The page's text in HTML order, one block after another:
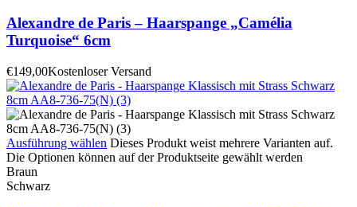
Alexandre de Paris – Haarspange „Camélia
Turquoise“ 6cm
€149,00Kostenloser Versand
Ausführung wählen Dieses Produkt weist mehrere Varianten auf.
Die Optionen können auf der Produktseite gewählt werden
Braun
Schwarz